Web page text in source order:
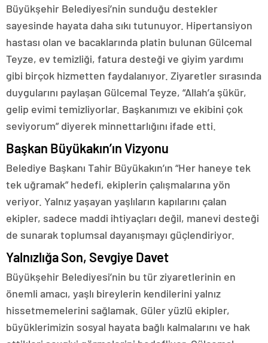
Büyükşehir Belediyesi’nin sunduğu destekler
sayesinde hayata daha sıkı tutunuyor. Hipertansiyon
hastası olan ve bacaklarında platin bulunan Gülcemal
Teyze, ev temizliği, fatura desteği ve giyim yardımı
gibi birçok hizmetten faydalanıyor. Ziyaretler sırasında
duygularını paylaşan Gülcemal Teyze, “Allah’a şükür,
gelip evimi temizliyorlar. Başkanımızı ve ekibini çok
seviyorum” diyerek minnettarlığını ifade etti.
Başkan Büyükakın’ın Vizyonu
Belediye Başkanı Tahir Büyükakın’ın “Her haneye tek
tek uğramak” hedefi, ekiplerin çalışmalarına yön
veriyor. Yalnız yaşayan yaşlıların kapılarını çalan
ekipler, sadece maddi ihtiyaçları değil, manevi desteği
de sunarak toplumsal dayanışmayı güçlendiriyor.
Yalnızlığa Son, Sevgiye Davet
Büyükşehir Belediyesi’nin bu tür ziyaretlerinin en
önemli amacı, yaşlı bireylerin kendilerini yalnız
hissetmemelerini sağlamak. Güler yüzlü ekipler,
büyüklerimizin sosyal hayata bağlı kalmalarını ve hak